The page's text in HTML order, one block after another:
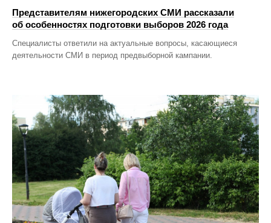
Представителям нижегородских СМИ рассказали
об особенностях подготовки выборов 2026 года
Специалисты ответили на актуальные вопросы, касающиеся
деятельности СМИ в период предвыборной кампании.